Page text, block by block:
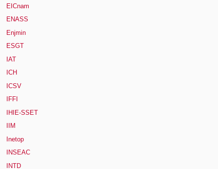
EICnam
ENASS
Enjmin
ESGT
IAT
ICH
ICSV
IFFI
IHIE-SSET
IIM
Inetop
INSEAC
INTD